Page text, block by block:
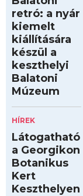
retró: a nyár
kiemelt
kiállítására
készül a
keszthelyi
Balatoni
Múzeum
HÍREK
Látogatható
a Georgikon
Botanikus
Kert
Keszthelyen